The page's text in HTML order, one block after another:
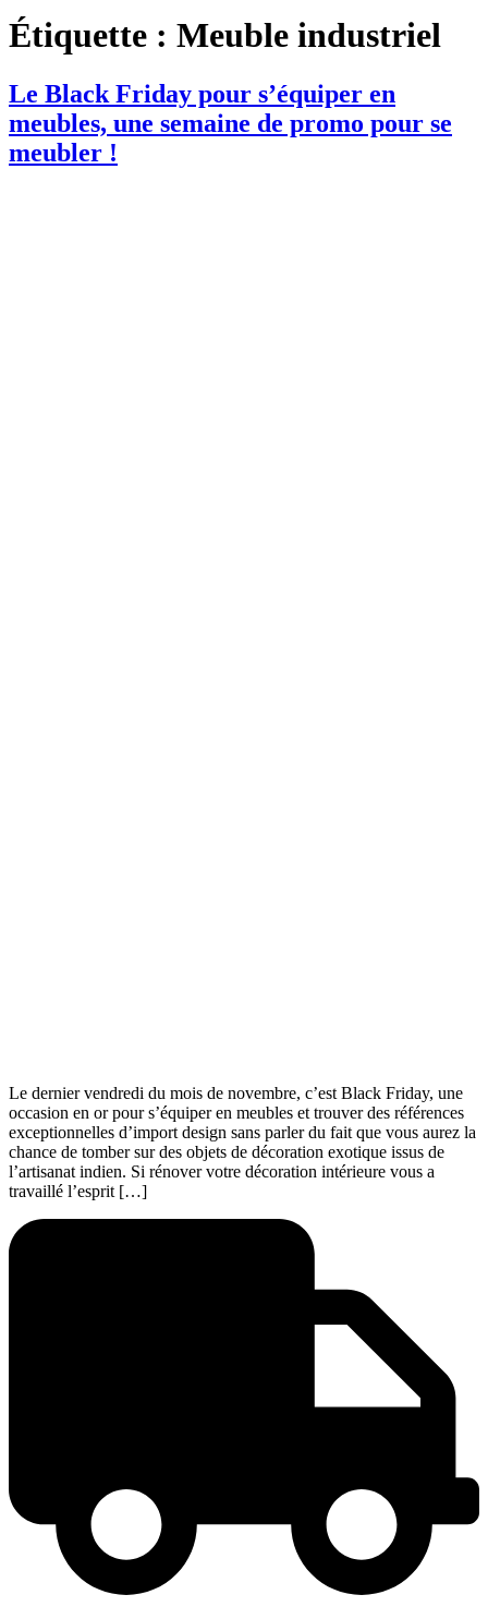
Étiquette : Meuble industriel
Le Black Friday pour s’équiper en
meubles, une semaine de promo pour se
meubler !
Le dernier vendredi du mois de novembre, c’est Black Friday, une
occasion en or pour s’équiper en meubles et trouver des références
exceptionnelles d’import design sans parler du fait que vous aurez la
chance de tomber sur des objets de décoration exotique issus de
l’artisanat indien. Si rénover votre décoration intérieure vous a
travaillé l’esprit […]